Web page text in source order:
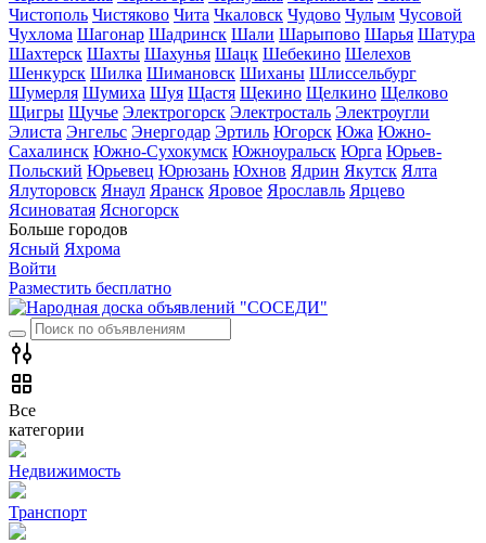
Чистополь Чистяково Чита Чкаловск Чудово Чулым Чусовой
Чухлома Шагонар Шадринск Шали Шарыпово Шарья Шатура
Шахтерск Шахты Шахунья Шацк Шебекино Шелехов
Шенкурск Шилка Шимановск Шиханы Шлиссельбург
Шумерля Шумиха Шуя Щастя Щекино Щелкино Щелково
Щигры Щучье Электрогорск Электросталь Электроугли
Элиста Энгельс Энергодар Эртиль Югорск Южа Южно-
Сахалинск Южно-Сухокумск Южноуральск Юрга Юрьев-
Польский Юрьевец Юрюзань Юхнов Ядрин Якутск Ялта
Ялуторовск Янаул Яранск Яровое Ярославль Ярцево
Ясиноватая Ясногорск
Больше городов
Ясный Яхрома
Войти
Разместить бесплатно
Все
категории
Недвижимость
Транспорт